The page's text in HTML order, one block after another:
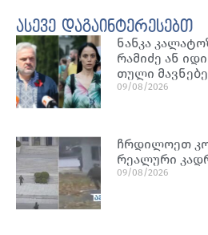
ასევე დაგაინტერესებთ
ნან­კა
რა­მი­ძე ან
თუ­ლი
09/08/2026
ჩრდილოეთ
რეალური
09/08/2026